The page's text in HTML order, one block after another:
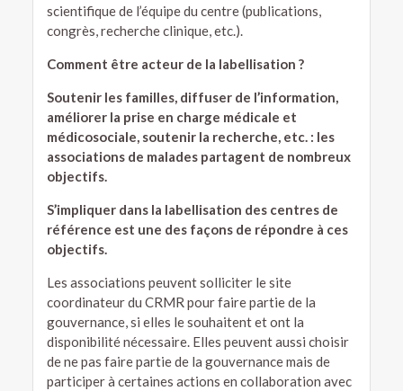
scientifique de l’équipe du centre (publications,
congrès, recherche clinique, etc.).
Comment être acteur de la labellisation ?
Soutenir les familles, diffuser de l’information,
améliorer la prise en charge médicale et
médicosociale, soutenir la recherche, etc. : les
associations de malades partagent de nombreux
objectifs.
S’impliquer dans la labellisation des centres de
référence est une des façons de répondre à ces
objectifs.
Les associations peuvent solliciter le site
coordinateur du CRMR pour faire partie de la
gouvernance, si elles le souhaitent et ont la
disponibilité nécessaire. Elles peuvent aussi choisir
de ne pas faire partie de la gouvernance mais de
participer à certaines actions en collaboration avec